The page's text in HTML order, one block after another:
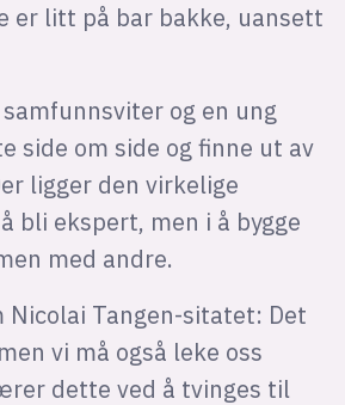
er litt på bar bakke, uansett
og en ung
side om side og finne ut av
ligger den virkelige
bli ekspert, men i å bygge
med andre.
Nicolai Tangen-sitatet: Det
vi må også leke oss
dette ved å tvinges til